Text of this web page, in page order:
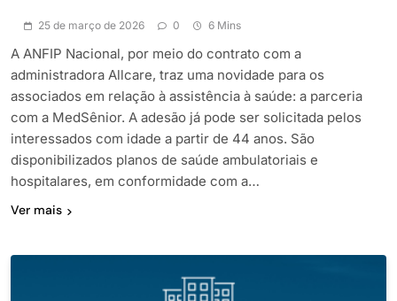
25 de março de 2026 0 6 Mins
A ANFIP Nacional, por meio do contrato com a
administradora Allcare, traz uma novidade para os
associados em relação à assistência à saúde: a parceria
com a MedSênior. A adesão já pode ser solicitada pelos
interessados com idade a partir de 44 anos. São
disponibilizados planos de saúde ambulatoriais e
hospitalares, em conformidade com a…
Ver mais